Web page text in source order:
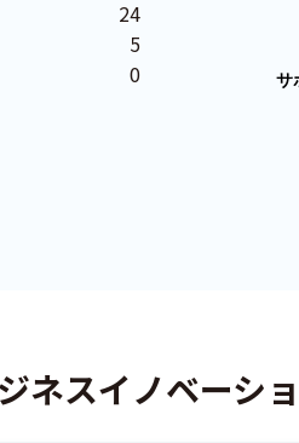
24
5
0
ネスイノベーシ